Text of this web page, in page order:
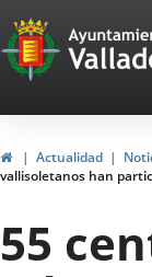
Portal
Web
del
de
InicioActualidad
vallisoletanos han
55